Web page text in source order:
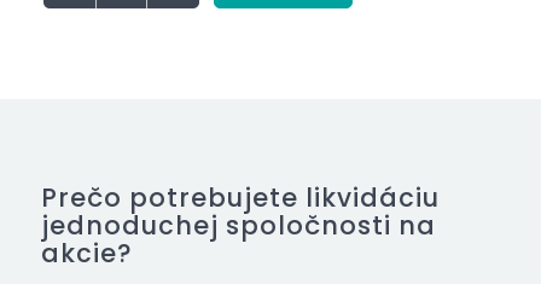
Prečo potrebujete likvidáciu
jednoduchej spoločnosti na
akcie?